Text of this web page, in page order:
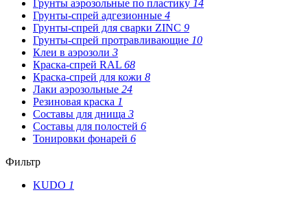
Грунты аэрозольные по пластику 14
Грунты-спрей адгезионные 4
Грунты-спрей для сварки ZINC 9
Грунты-спрей протравливающие 10
Клеи в аэрозоли 3
Краска-спрей RAL 68
Краска-спрей для кожи 8
Лаки аэрозольные 24
Резиновая краска 1
Составы для днища 3
Составы для полостей 6
Тонировки фонарей 6
Фильтр
KUDO 1